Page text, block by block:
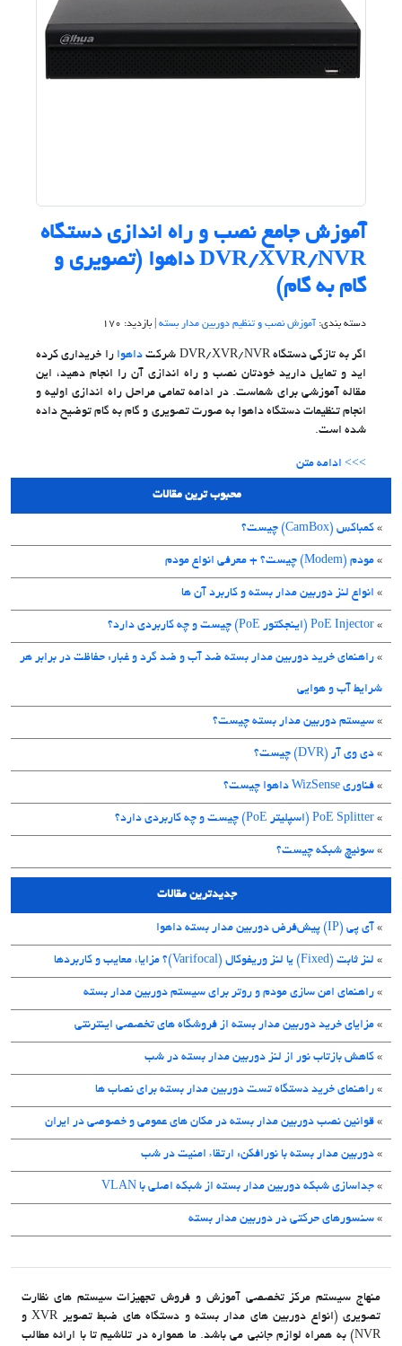
آموزش جامع نصب و راه اندازی دستگاه
DVR/XVR/NVR داهوا (تصویری و
گام به گام)
دسته بندی: آموزش نصب و تنظیم دوربین مدار بسته | بازدید: 170
اگر به تازگی دستگاه DVR/XVR/NVR شرکت داهوا را خریداری کرده
اید و تمایل دارید خودتان نصب و راه اندازی آن را انجام دهید، این
مقاله آموزشی برای شماست. در ادامه تمامی مراحل راه اندازی اولیه و
انجام تنظیمات دستگاه داهوا به صورت تصویری و گام به گام توضیح داده
شده است.
>>> ادامه متن
محبوب ترین مقالات
» کمباکس (CamBox) چیست؟
» مودم (Modem) چیست؟ + معرفی انواع مودم
» انواع لنز دوربین مدار بسته و کاربرد آن ها
» PoE Injector (اینجکتور PoE) چیست و چه کاربردی دارد؟
» راهنمای خرید دوربین مدار بسته ضد آب و ضد گرد و غبار: حفاظت در برابر هر
شرایط آب و هوایی
» سیستم دوربین مدار بسته چیست؟
» دی وی آر (DVR) چیست؟
» فناوری WizSense داهوا چیست؟
» PoE Splitter (اسپلیتر PoE) چیست و چه کاربردی دارد؟
» سوئیچ شبکه چیست؟
جدیدترین مقالات
» آی پی (IP) پیش‌فرض دوربین مدار بسته داهوا
» لنز ثابت (Fixed) یا لنز وریفوکال (Varifocal)؟ مزایا، معایب و کاربردها
» راهنمای امن سازی مودم و روتر برای سیستم دوربین مدار بسته
» مزایای خرید دوربین مدار بسته از فروشگاه های تخصصی اینترنتی
» کاهش بازتاب نور از لنز دوربین مدار بسته در شب
» راهنمای خرید دستگاه تست دوربین مدار بسته برای نصاب ها
» قوانین نصب دوربین مدار بسته در مکان های عمومی و خصوصی در ایران
» دوربین مدار بسته با نورافکن: ارتقاء امنیت در شب
» جداسازی شبکه دوربین مدار بسته از شبکه اصلی با VLAN
» سنسورهای حرکتی در دوربین مدار بسته
منهاج سیستم مرکز تخصصی آموزش و فروش تجهیزات سیستم های نظارت
تصویری (انواع دوربین های مدار بسته و دستگاه های ضبط تصویر XVR و
NVR) به همراه لوازم جانبی می باشد. ما همواره در تلاشیم تا با ارائه مطالب